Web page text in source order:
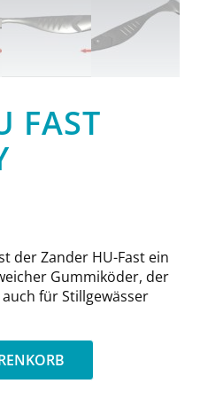
FAST
der Zander HU-Fast ein
Gummiköder, der
für Stillgewässer